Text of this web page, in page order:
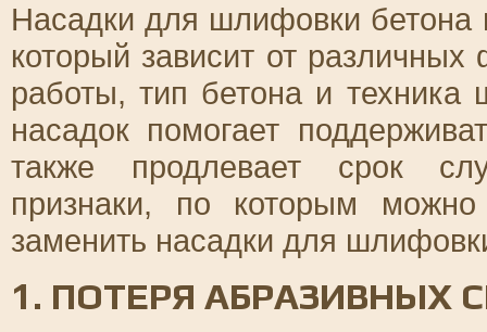
Насадки для шлифовки
который зависит от различных
работы, тип бетона и
насадок помогает
также продлевает срок
признаки, по которым
заменить насадки для
1. ПОТЕРЯ АБРАЗИВНЫХ